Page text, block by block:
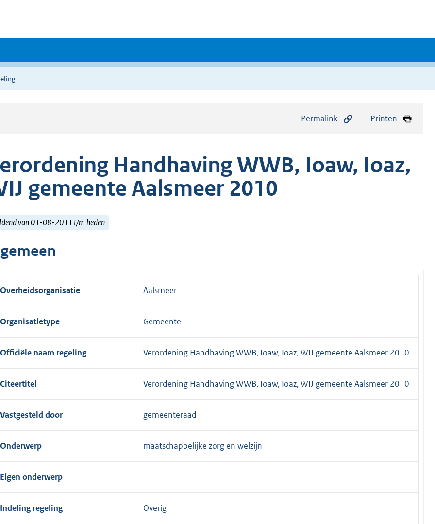
Permalink Printen
Handhaving WWB, Ioaw, Ioaz,
gemeente Aalsmeer 2010
van 01-08-2011 t/m heden
Overheidsorganisatie Aalsmeer
Organisatietype Gemeente
Officiële naam regeling Verordening Handhaving WWB, Ioaw, Ioaz, WIJ gemeente Aalsmeer 2010
Citeertitel Verordening Handhaving WWB, Ioaw, Ioaz, WIJ gemeente Aalsmeer 2010
Vastgesteld door gemeenteraad
Onderwerp maatschappelijke zorg en welzijn
Eigen onderwerp
Indeling regeling Overig